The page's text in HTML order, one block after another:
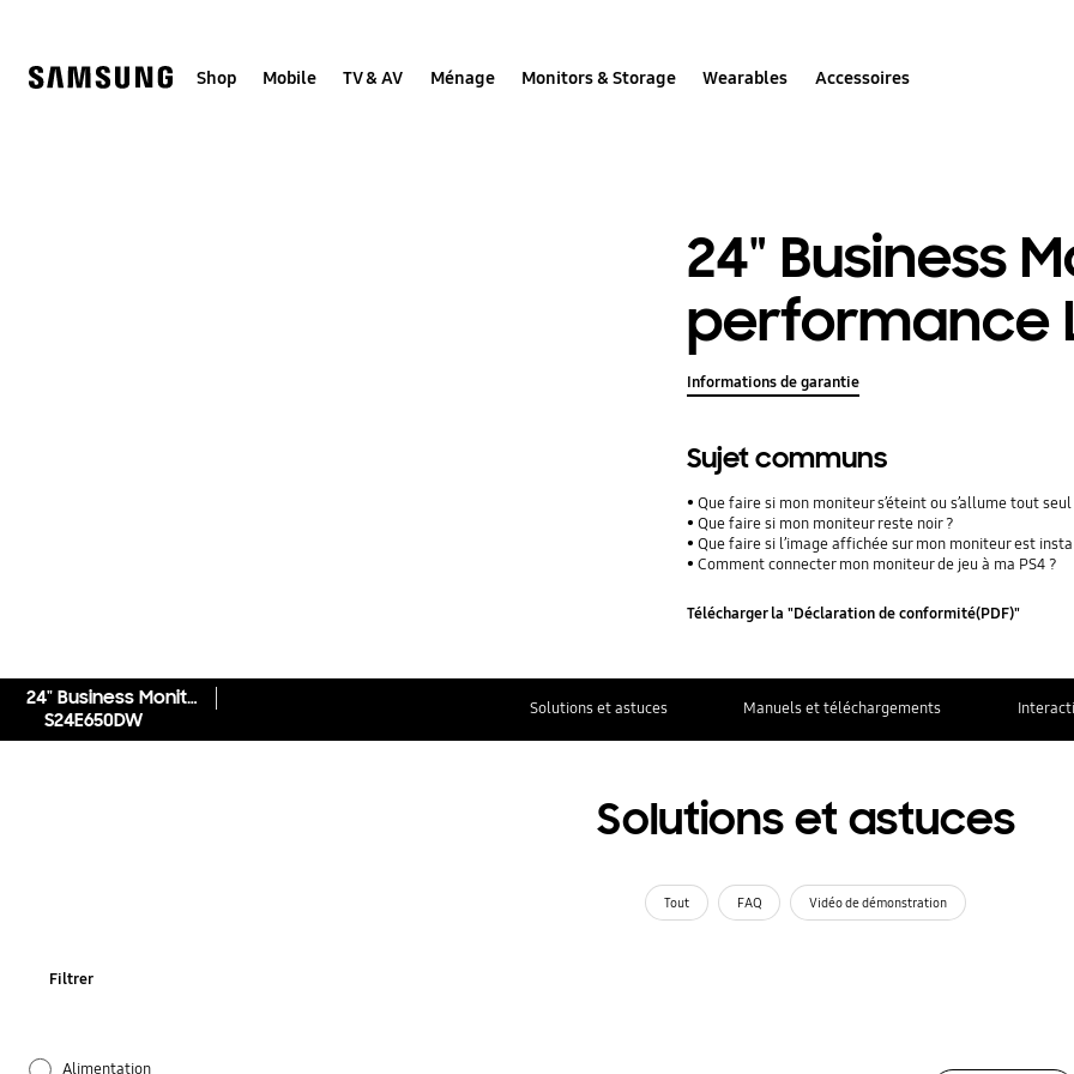
Shop Mobile TV & AV Ménage Monitors & Storage Wearables Accessoires
24" Business
performance
Informations de garantie
Sujet communs
Que faire si mon moniteur s’éteint ou s’allume tout seul
Que faire si mon moniteur reste noir ?
Que faire si l’image affichée sur mon moniteur est
Comment connecter mon moniteur de jeu à ma PS4 ?
Télécharger la "Déclaration de conformité(PDF)"
24" Business Moniteur Haute performance LS24E65UDWG
S24E650DW
Solutions et astuces Manuels et téléchargements
Solutions et astuces
Tout FAQ Vidéo de démonstration
Filtrer
Alimentation